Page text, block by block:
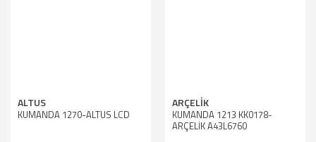
ALTUS
KUMANDA 1270-ALTUS LCD
ARÇELİK
KUMANDA 1213 KK0178-
ARÇELİK A43L6760